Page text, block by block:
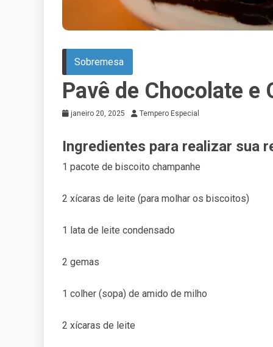
Sobremesa
Pavê de Chocolate e
janeiro 20, 2025 Tempero Especial
Ingredientes para realizar sua
1 pacote de biscoito champanhe
2 xícaras de leite (para molhar os biscoitos)
1 lata de leite condensado
2 gemas
1 colher (sopa) de amido de milho
2 xícaras de leite